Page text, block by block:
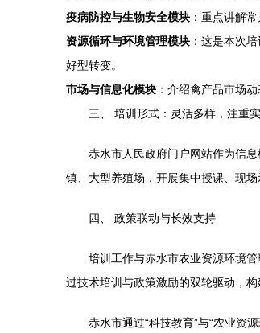
疫病防控与生物安全模块 ：重点讲解
资源循环与环境管理模块 ：这是本次
好型转变。
市场与信息化模块 ：介绍禽产品市场
三、 培训形式：灵活多样，注重
赤水市人民政府门户网站作为信
镇、大型养殖场，开展集中授课、现
四、 政策联动与长效支持
培训工作与赤水市农业资源环境
过技术培训与政策激励的双轮驱动，
赤水市通过“科技教育”与“农业资